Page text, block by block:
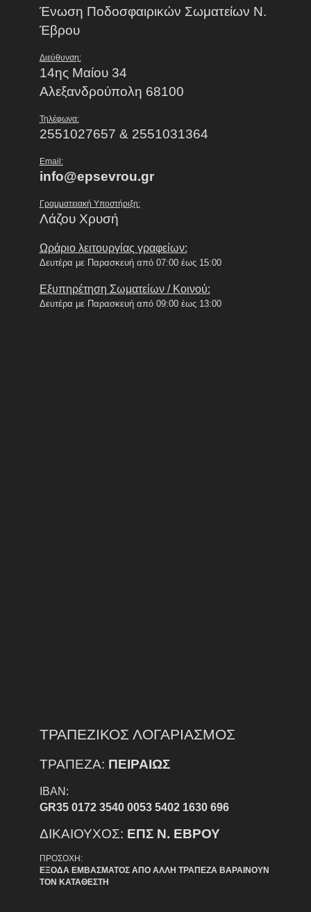
Ένωση Ποδοσφαιρικών Σωματείων Ν.
Έβρου
Διεύθυνση:
14ης Μαίου 34
Αλεξανδρούπολη 68100
Τηλέφωνα:
2551027657 & 2551031364
Email:
info@epsevrou.gr
Γραμματειακή Υποστήριξη:
Λάζου Χρυσή
Ωράριο λειτουργίας γραφείων:
Δευτέρα με Παρασκευή από 07:00 έως 15:00
Εξυπηρέτηση Σωματείων / Κοινού:
Δευτέρα με Παρασκευή από 09:00 έως 13:00
ΤΡΑΠΕΖΙΚΟΣ ΛΟΓΑΡΙΑΣΜΟΣ
ΤΡΑΠΕΖΑ: ΠΕΙΡΑΙΩΣ
IBAN:
GR35 0172 3540 0053 5402 1630 696
ΔΙΚΑΙΟΥΧΟΣ: ΕΠΣ Ν. ΕΒΡΟΥ
ΠΡΟΣΟΧΗ:
ΕΞΟΔΑ ΕΜΒΑΣΜΑΤΟΣ ΑΠΟ ΑΛΛΗ ΤΡΑΠΕΖΑ ΒΑΡΑΙΝΟΥΝ
ΤΟΝ ΚΑΤΑΘΕΣΤΗ